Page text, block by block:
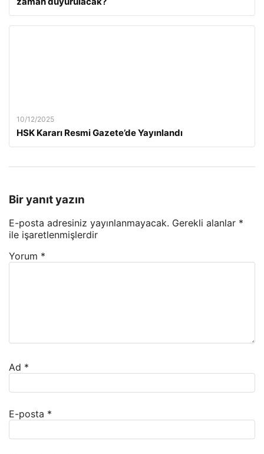
10/12/2025
HSK Kararı Resmi Gazete’de Yayınlandı
Bir yanıt yazın
E-posta adresiniz yayınlanmayacak. Gerekli alanlar *
ile işaretlenmişlerdir
Yorum *
Ad *
E-posta *